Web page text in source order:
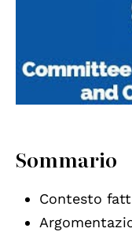
Sommario
Contesto